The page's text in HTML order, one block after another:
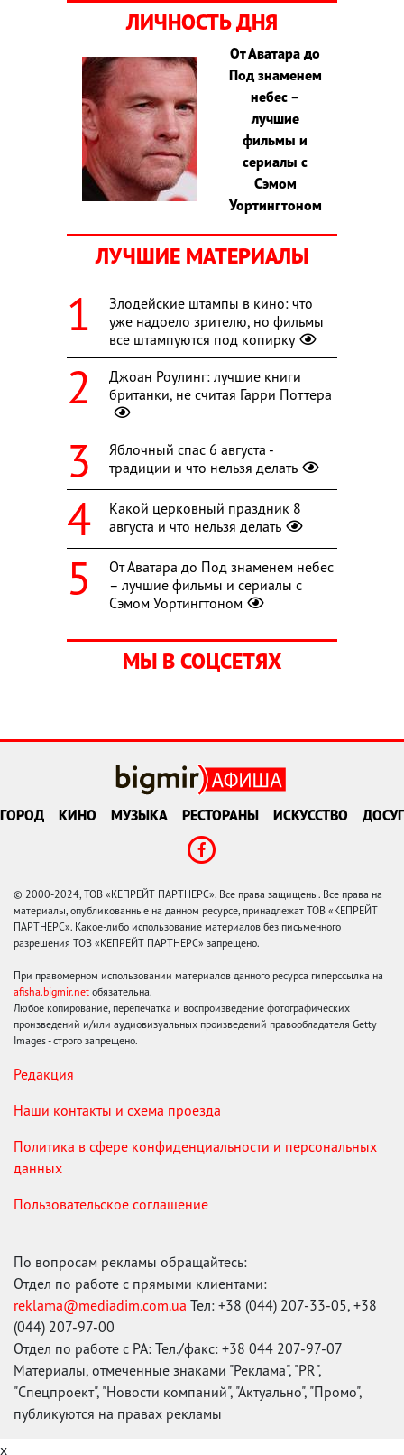
ЛИЧНОСТЬ ДНЯ
От Аватара до
Под знаменем
небес –
лучшие
фильмы и
сериалы с
Сэмом
Уортингтоном
ЛУЧШИЕ МАТЕРИАЛЫ
Злодейские штампы в кино: что
уже надоело зрителю, но фильмы
все штампуются под копирку
Джоан Роулинг: лучшие книги
британки, не считая Гарри Поттера
Яблочный спас 6 августа -
традиции и что нельзя делать
Какой церковный праздник 8
августа и что нельзя делать
От Аватара до Под знаменем небес
– лучшие фильмы и сериалы с
Сэмом Уортингтоном
МЫ В СОЦСЕТЯХ
ГОРОД КИНО МУЗЫКА РЕСТОРАНЫ ИСКУССТВО ДОСУГ
© 2000-2024, ТОВ «КЕПРЕЙТ ПАРТНЕРС». Все права защищены. Все права на
материалы, опубликованные на данном ресурсе, принадлежат ТОВ «КЕПРЕЙТ
ПАРТНЕРС». Какое-либо использование материалов без письменного
разрешения ТОВ «КЕПРЕЙТ ПАРТНЕРС» запрещено.
При правомерном использовании материалов данного ресурса гиперссылка на
afisha.bigmir.net обязательна.
Любое копирование, перепечатка и воспроизведение фотографических
произведений и/или аудиовизуальных произведений правообладателя Getty
Images - строго запрещено.
Редакция
Наши контакты и схема проезда
Политика в сфере конфиденциальности и персональных
данных
Пользовательское соглашение
По вопросам рекламы обращайтесь:
Отдел по работе с прямыми клиентами:
reklama@mediadim.com.ua Тел: +38 (044) 207-33-05, +38
(044) 207-97-00
Отдел по работе с РА: Тел./факс: +38 044 207-97-07
Материалы, отмеченные знаками "Реклама", "PR",
"Спецпроект", "Новости компаний", "Актуально", "Промо",
публикуются на правах рекламы
x